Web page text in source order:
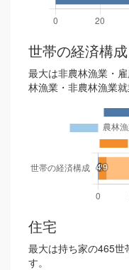
世帯の経済構成
最大は非農林漁業・
林漁業・非農林漁業
住宅
最大は持ち家の465
す。